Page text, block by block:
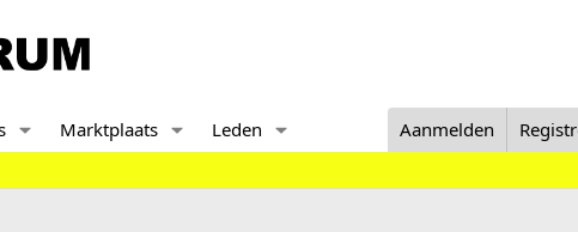
Marktplaats Leden Aanmelden